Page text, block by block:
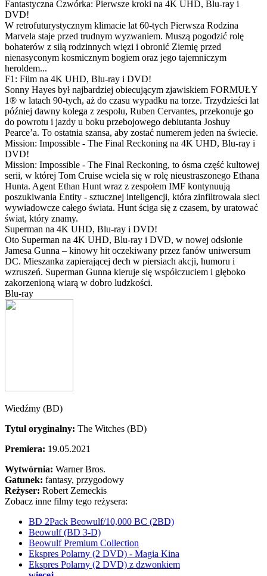
Fantastyczna Czwórka: Pierwsze kroki na 4K UHD, Blu-ray i
DVD!
W retrofuturystycznym klimacie lat 60-tych Pierwsza Rodzina
Marvela staje przed trudnym wyzwaniem. Muszą pogodzić rolę
bohaterów z siłą rodzinnych więzi i obronić Ziemię przed
nienasyconym kosmicznym bogiem oraz jego tajemniczym
heroldem...
F1: Film na 4K UHD, Blu-ray i DVD!
Sonny Hayes był najbardziej obiecującym zjawiskiem FORMUŁY
1® w latach 90-tych, aż do czasu wypadku na torze. Trzydzieści lat
później dawny kolega z zespołu, Ruben Cervantes, przekonuje go
do powrotu i jazdy u boku przebojowego debiutanta Joshuy
Pearce’a. To ostatnia szansa, aby zostać numerem jeden na świecie.
Mission: Impossible - The Final Reckoning na 4K UHD, Blu-ray i
DVD!
Mission: Impossible - The Final Reckoning, to ósma część kultowej
serii, w której Tom Cruise wciela się w rolę nieustraszonego Ethana
Hunta. Agent Ethan Hunt wraz z zespołem IMF kontynuują
poszukiwania Entity - sztucznej inteligencji, która zinfiltrowała sieci
wywiadowcze całego świata. Hunt ściga się z czasem, by uratować
świat, który znamy.
Superman na 4K UHD, Blu-ray i DVD!
Oto Superman na 4K UHD, Blu-ray i DVD, w nowej odsłonie
Jamesa Gunna – kinowy hit oczekiwany przez fanów uniwersum
DC. Mieszanka zapierającej dech w piersiach akcji, humoru i
wzruszeń. Superman Gunna kieruje się współczuciem i głęboko
zakorzenioną wiarą w dobro ludzkości.
Blu-ray
Wiedźmy (BD)
Tytuł oryginalny: The Witches (BD)
Premiera: 19.05.2021
Wytwórnia: Warner Bros.
Gatunek: fantasy, przygodowy
Reżyser: Robert Zemeckis
Zobacz inne filmy tego reżysera:
BD 2Pack Beowulf/10,000 BC (2BD)
Beowulf (BD 3-D)
Beowulf Premium Collection
Ekspres Polarny (2 DVD) - Magia Kina
Ekspres Polarny (2 DVD) z dzwonkiem